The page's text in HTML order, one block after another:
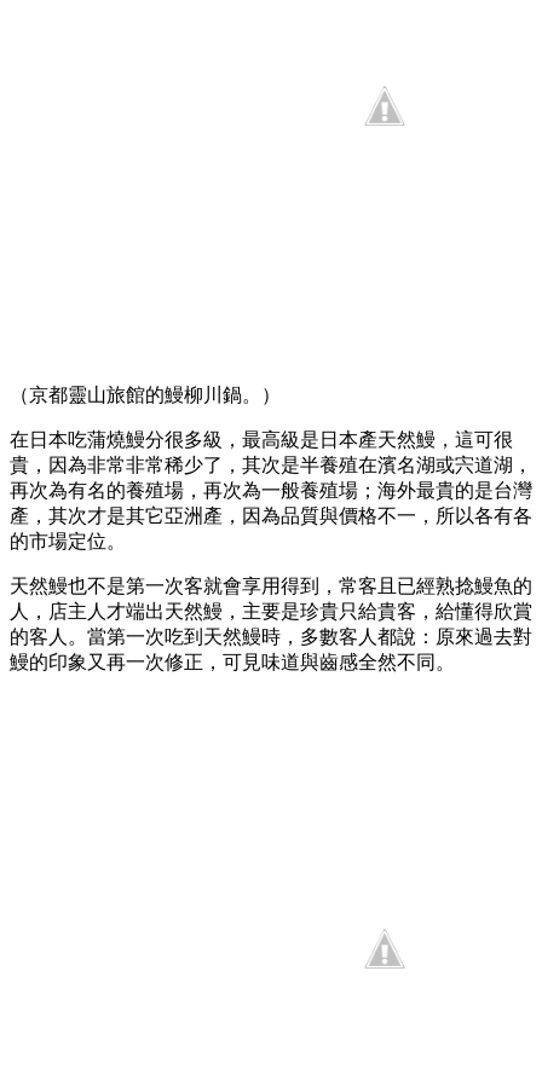
（京都靈山旅館的鰻柳川鍋。）
在日本吃蒲燒鰻分很多級，最高級是日本產天然鰻，這可很
貴，因為非常非常稀少了，其次是半養殖在濱名湖或宍道湖，
再次為有名的養殖場，再次為一般養殖場；海外最貴的是台灣
產，其次才是其它亞洲產，因為品質與價格不一，所以各有各
的市場定位。
天然鰻也不是第一次客就會享用得到，常客且已經熟捻鰻魚的
人，店主人才端出天然鰻，主要是珍貴只給貴客，給懂得欣賞
的客人。當第一次吃到天然鰻時，多數客人都說：原來過去對
鰻的印象又再一次修正，可見味道與齒感全然不同。